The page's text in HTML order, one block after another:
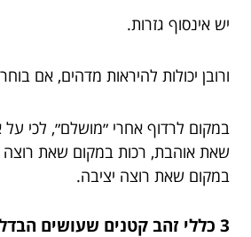
יש אינסוף גזרות.
ורובן יכולות להיראות מדהים, אם
במקום לרדוף אחרי ״מושלם״, לכי על
שאת אוהבת, רכות במקום שאת רוצה
במקום שאת רוצה יציבה.
3 כללי זהב קטנים שעושים הבדל גדול